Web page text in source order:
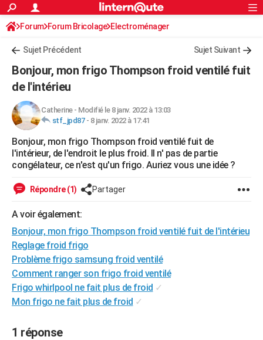
ACTUALITÉS
Politique
Société
Faits Divers
Education
Monde
Villes
+
Programme TV
TNTStreaming
Cinéma
Sorties cinéma
Musique
FINANCE
Retraite
Impôts
Epargne
Immobilier
Risques naturels par ville
Banque
Assurance
Crédit
AUTO
Essais
Réserver un essai
Citadines
Berlines
SUV
Forum auto
HIGH-TECH
Mobiles
Meilleur smartphone
Internet
Ordinateurs
Jeux vidéo
Guide high-tech
BRICOLAGE
WEEK-END
Art de vivre
Bien-être
Loisirs
ModeModes de vie
SANTE
Alimentation
Guide de la santé
Maladies
Médicaments
Sommeil
VOYAGE
Destinations
City break
Voyage nature
Voyage de noces
Forum
Climat
+PHOTO
GUIDES D'ACHAT
S'inscrire
Connexion
Forum Forum Bricolage Electroménager
Sujet Précédent Sujet Suivant
Bonjour, mon frigo Thompson froid ventilé fuit
de l'intérieu
Catherine- Modifié le 8 janv. 2022 à 13:03
stf_jpd87- 8 janv. 2022 à 17:41
Bonjour, mon frigo Thompson froid ventilé fuit de
l'intérieur, de l'endroit le plus froid. Il n' pas de partie
congélateur, ce n'est qu'un frigo. Auriez vous une idée ?
Répondre (1) Partager
A voir également:
Bonjour, mon frigo Thompson froid ventilé fuit de l'intérieu
Reglage froid frigo
Problème frigo samsung froid ventilé
Comment ranger son frigo froid ventilé
Frigo whirlpool ne fait plus de froid ✓
Mon frigo ne fait plus de froid ✓
1 réponse